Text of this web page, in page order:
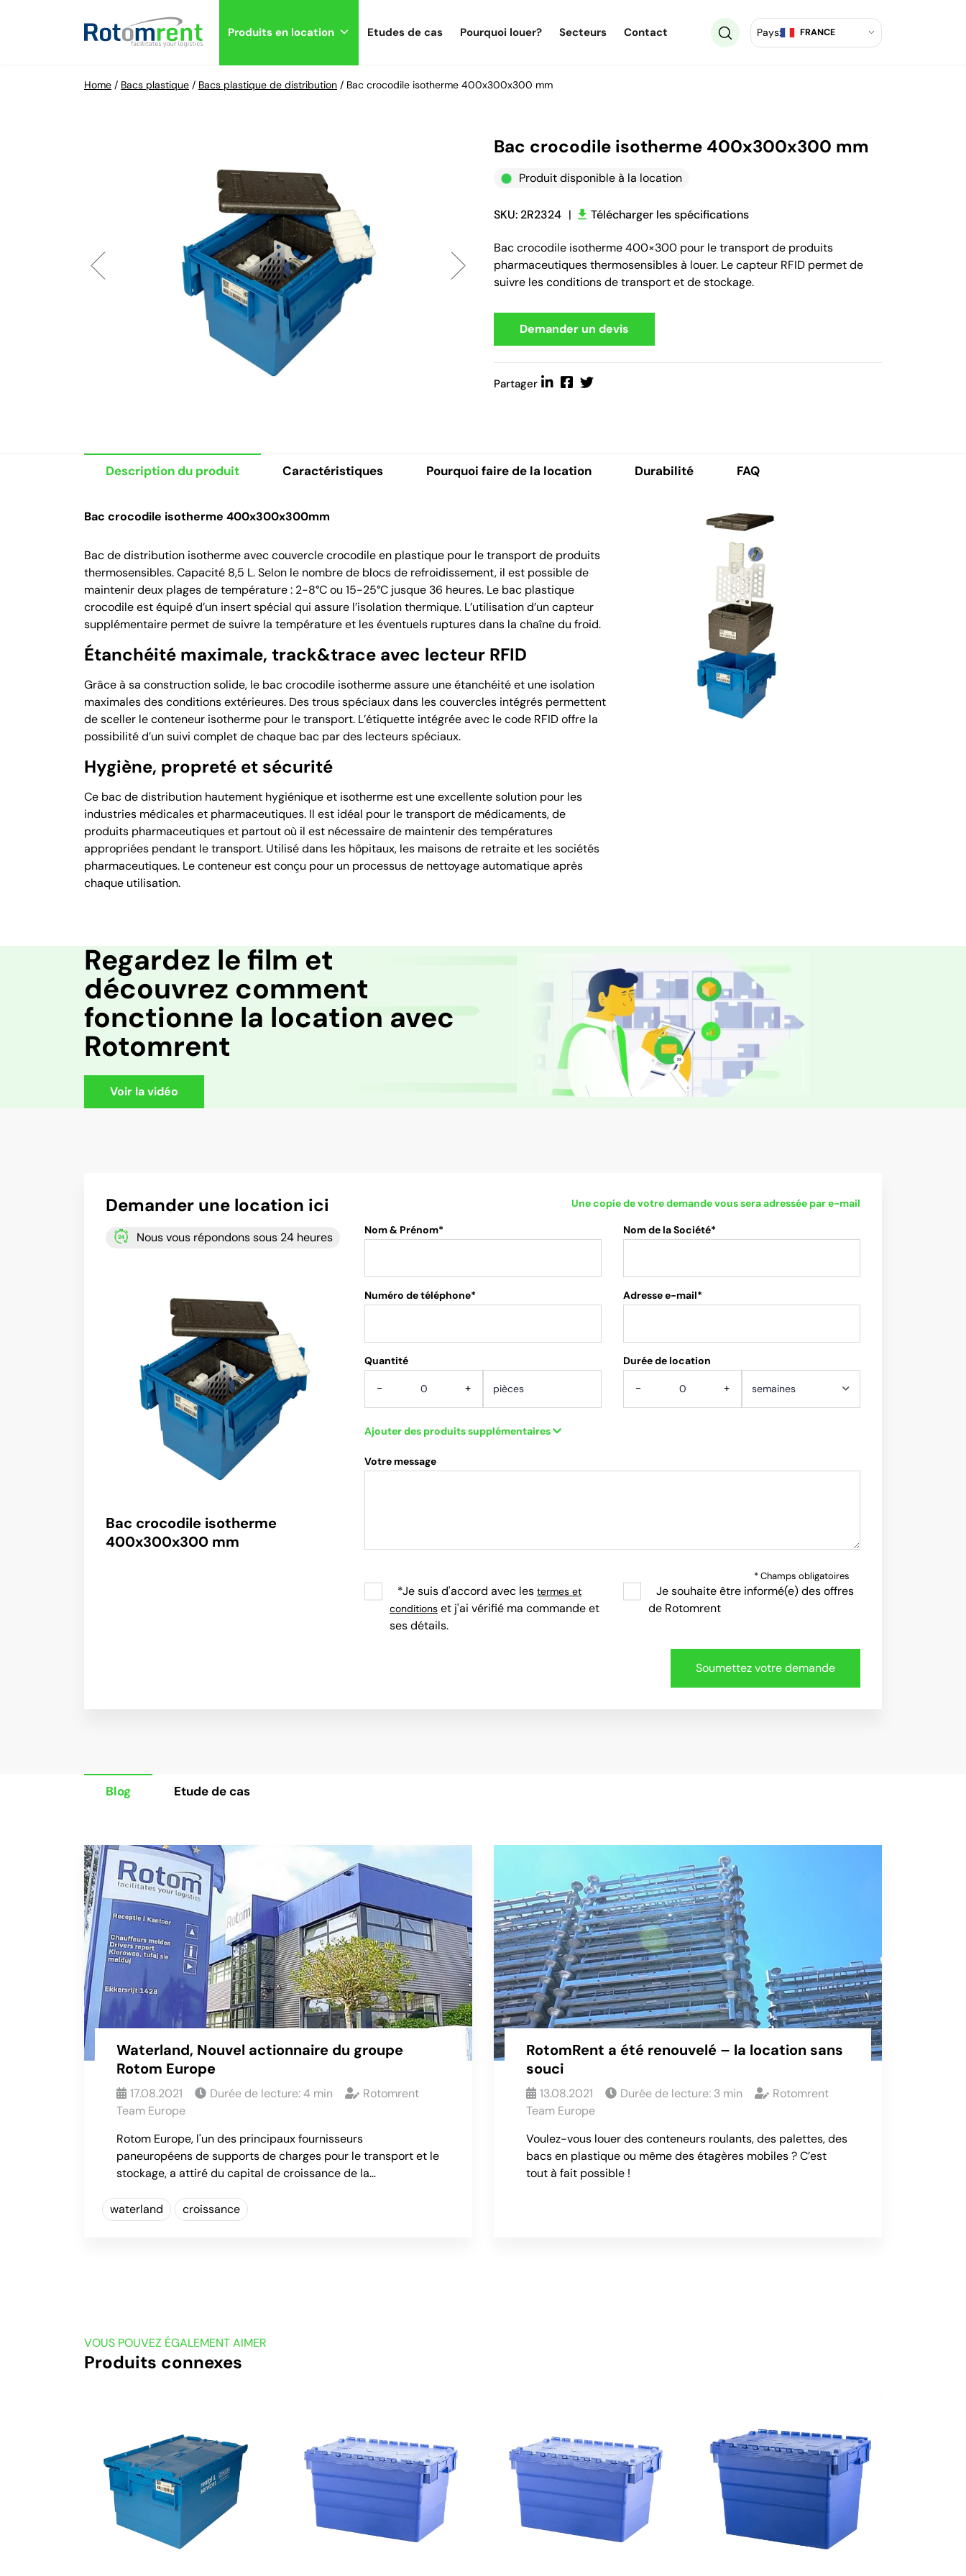
Produits en location Etudes de cas Pourquoi louer? Secteurs Contact Pays: FRANCE
Home / Bacs plastique / Bacs plastique de distribution / Bac crocodile isotherme 400x300x300 mm
Bac crocodile isotherme 400x300x300 mm
Produit disponible à la location
SKU: 2R2324 | Télécharger les spécifications
Bac crocodile isotherme 400×300 pour le transport de produits
pharmaceutiques thermosensibles à louer. Le capteur RFID permet de
suivre les conditions de transport et de stockage.
Demander un devis
Partager
Description du produit Caractéristiques Pourquoi faire de la location Durabilité FAQ
Bac crocodile isotherme 400x300x300mm
Bac de distribution isotherme avec couvercle crocodile en plastique pour le transport de produits
thermosensibles. Capacité 8,5 L. Selon le nombre de blocs de refroidissement, il est possible de
maintenir deux plages de température : 2-8°C ou 15-25°C jusque 36 heures. Le bac plastique
crocodile est équipé d’un insert spécial qui assure l’isolation thermique. L’utilisation d’un capteur
supplémentaire permet de suivre la température et les éventuels ruptures dans la chaîne du froid.
Étanchéité maximale, track&trace avec lecteur RFID
Grâce à sa construction solide, le bac crocodile isotherme assure une étanchéité et une isolation
maximales des conditions extérieures. Des trous spéciaux dans les couvercles intégrés permettent
de sceller le conteneur isotherme pour le transport. L’étiquette intégrée avec le code RFID offre la
possibilité d’un suivi complet de chaque bac par des lecteurs spéciaux.
Hygiène, propreté et sécurité
Ce bac de distribution hautement hygiénique et isotherme est une excellente solution pour les
industries médicales et pharmaceutiques. Il est idéal pour le transport de médicaments, de
produits pharmaceutiques et partout où il est nécessaire de maintenir des températures
appropriées pendant le transport. Utilisé dans les hôpitaux, les maisons de retraite et les sociétés
pharmaceutiques. Le conteneur est conçu pour un processus de nettoyage automatique après
chaque utilisation.
Regardez le film et
découvrez comment
fonctionne la location avec
Rotomrent
Voir la vidéo
Demander une location ici
Nous vous répondons sous 24 heures
Bac crocodile isotherme
400x300x300 mm
Une copie de votre demande vous sera adressée par e-mail
Nom & Prénom* Nom de la Société*
Numéro de téléphone* Adresse e-mail*
Quantité
- +
Durée de location
- +
Ajouter des produits supplémentaires
Votre message
* Champs obligatoires
*Je suis d'accord avec les termes et
conditions et j'ai vérifié ma commande et
ses détails.
Je souhaite être informé(e) des offres
de Rotomrent
Blog Etude de cas
Waterland, Nouvel actionnaire du groupe
Rotom Europe
17.08.2021 Durée de lecture:4 min
Rotomrent
Team Europe
Rotom Europe, l'un des principaux fournisseurs
paneuropéens de supports de charges pour le transport et le
stockage, a attiré du capital de croissance de la…
waterland croissance
RotomRent a été renouvelé – la location sans
souci
13.08.2021 Durée de lecture: 3 min
Rotomrent
Team Europe
Voulez-vous louer des conteneurs roulants, des palettes, des
bacs en plastique ou même des étagères mobiles ? C’est
tout à fait possible !
VOUS POUVEZ ÉGALEMENT AIMER
Produits connexes